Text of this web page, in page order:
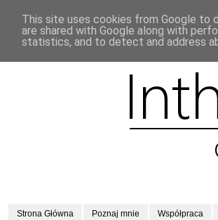
Strona Główna Poznaj mnie Współpraca
This site uses cookies from Google to
are shared with Google along with
statistics, and to detect and address